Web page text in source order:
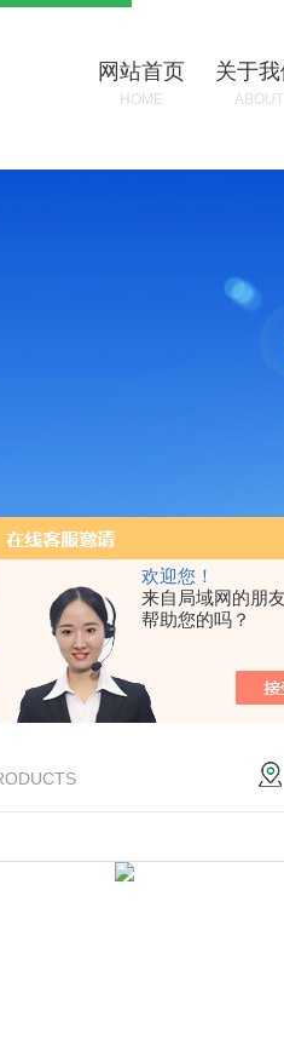
欢迎您！
来自局域网的朋
帮助您的吗？
网站首页
HOME
关于我
ABOUT
气全液化装置